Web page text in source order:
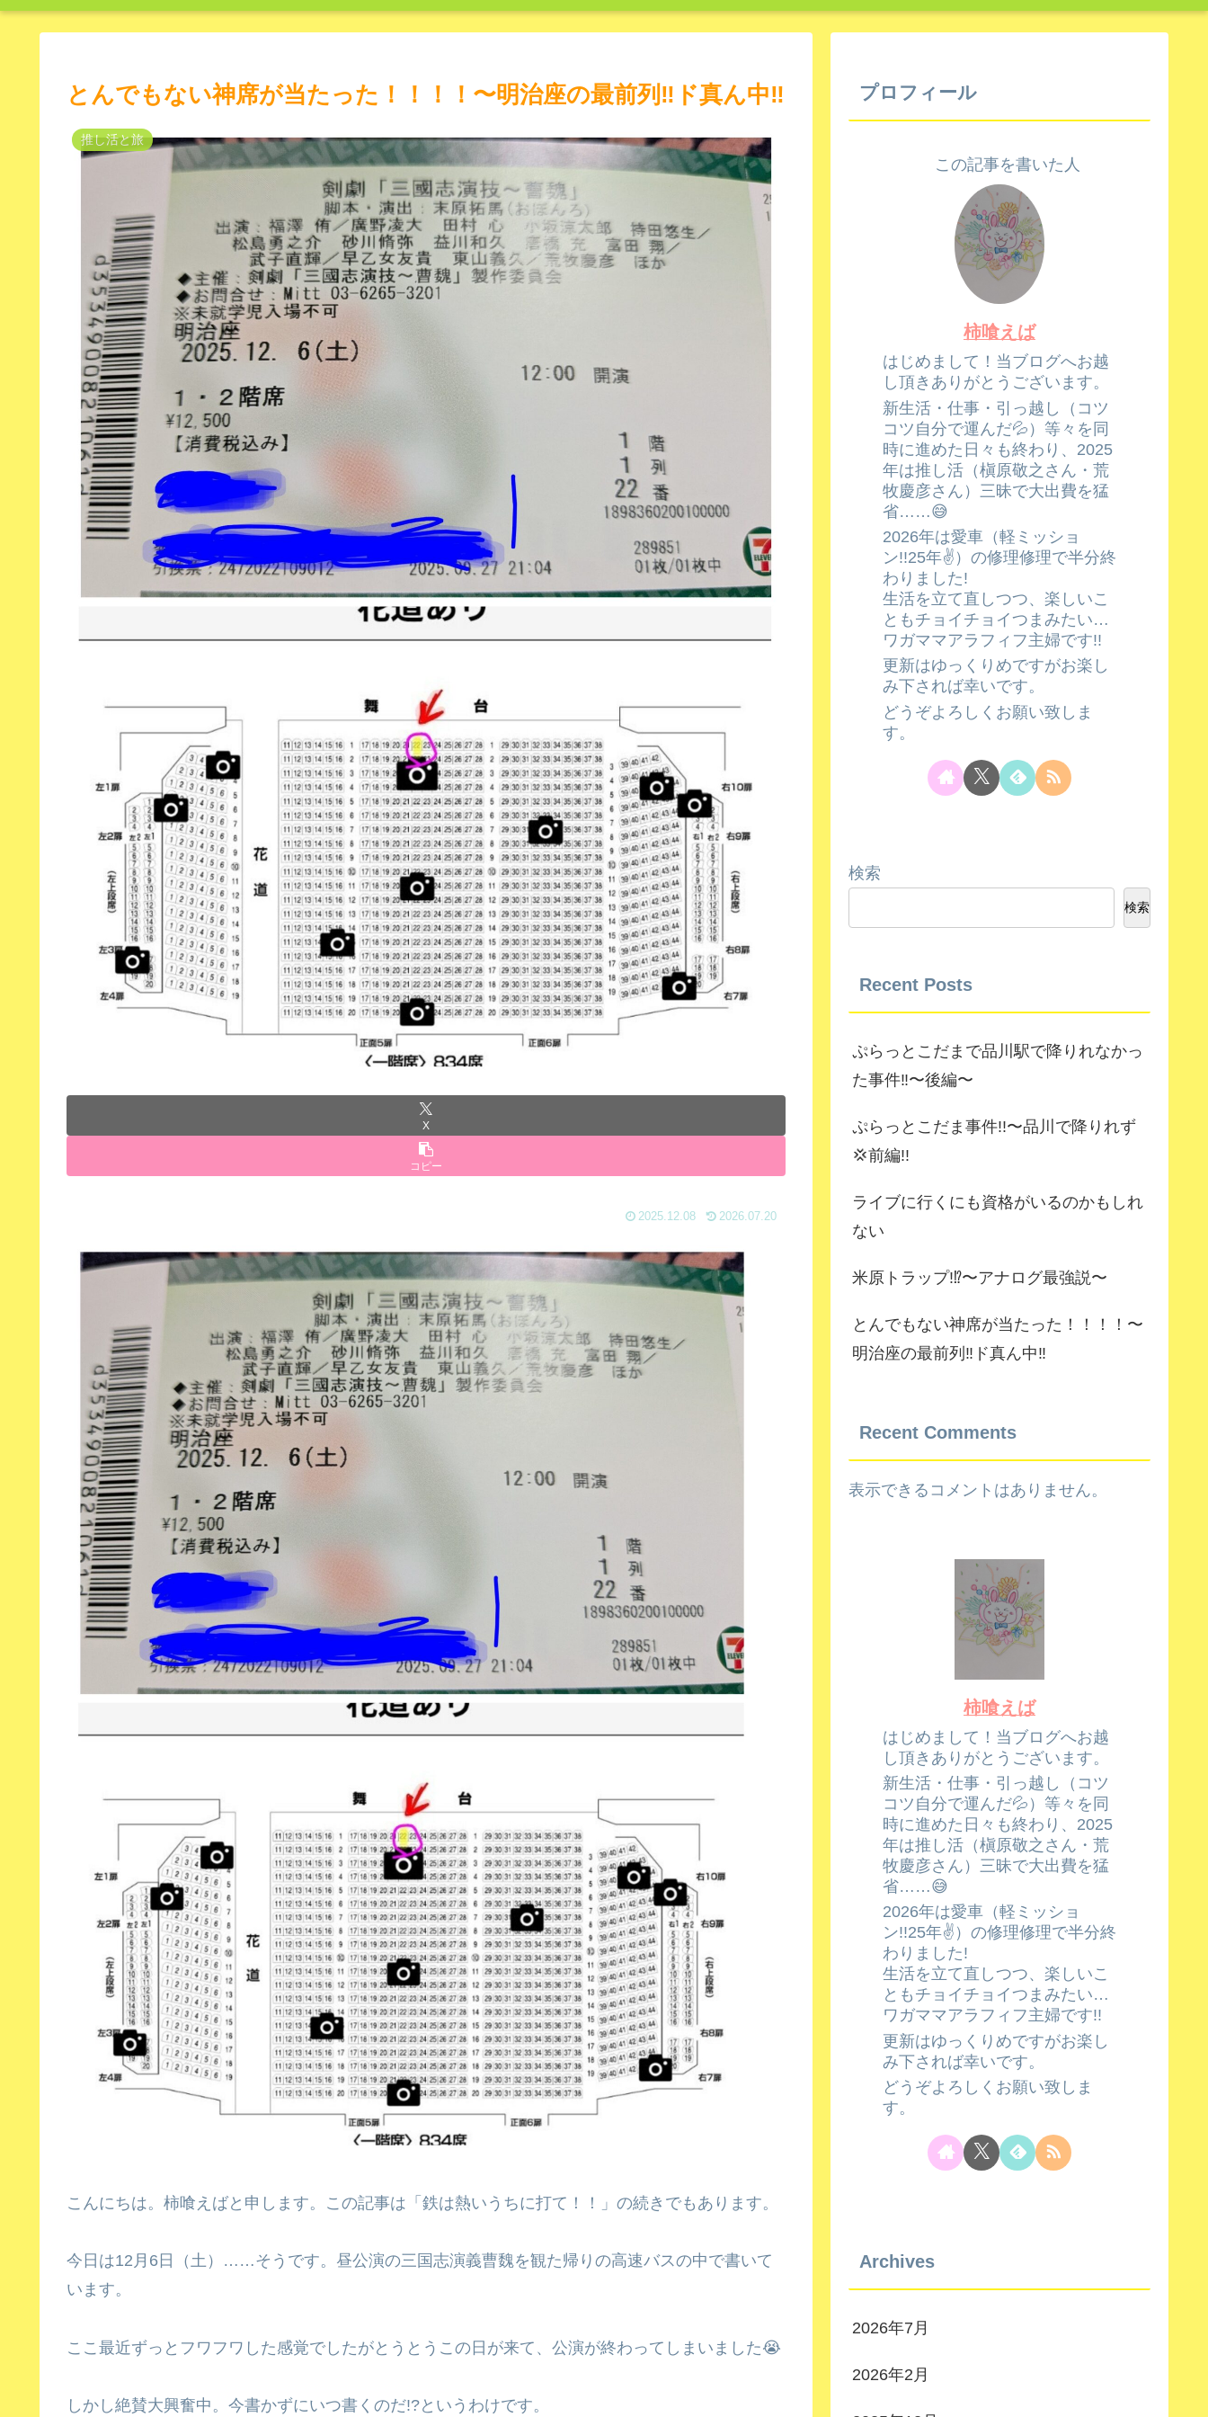
とんでもない神席が当たった！！！！〜明治座の最前列‼️ド真ん中‼️
推し活と旅
X
コピー
2025.12.08 2026.07.20
こんにちは。柿喰えばと申します。この記事は「鉄は熱いうちに打て！！」の続きでもあります。
今日は12月6日（土）……そうです。昼公演の三国志演義曹魏を観た帰りの高速バスの中で書いて
います。
ここ最近ずっとフワフワした感覚でしたがとうとうこの日が来て、公演が終わってしまいました😭
しかし絶賛大興奮中。今書かずにいつ書くのだ!?というわけです。
プロフィール
この記事を書いた人
柿喰えば
はじめまして！当ブログへお越
し頂きありがとうございます。
新生活・仕事・引っ越し（コツ
コツ自分で運んだ💦）等々を同
時に進めた日々も終わり、2025
年は推し活（槇原敬之さん・荒
牧慶彦さん）三昧で大出費を猛
省……😅
2026年は愛車（軽ミッショ
ン!!25年✌️）の修理修理で半分終
わりました!
生活を立て直しつつ、楽しいこ
ともチョイチョイつまみたい…
ワガママアラフィフ主婦です!!
更新はゆっくりめですがお楽し
み下されば幸いです。
どうぞよろしくお願い致しま
す。
検索
検索
Recent Posts
ぷらっとこだまで品川駅で降りれなかっ
た事件‼️〜後編〜
ぷらっとこだま事件!!〜品川で降りれず
💢前編!!
ライブに行くにも資格がいるのかもしれ
ない
米原トラップ!⁉️〜アナログ最強説〜
とんでもない神席が当たった！！！！〜
明治座の最前列‼️ド真ん中‼️
Recent Comments
表示できるコメントはありません。
柿喰えば
はじめまして！当ブログへお越
し頂きありがとうございます。
新生活・仕事・引っ越し（コツ
コツ自分で運んだ💦）等々を同
時に進めた日々も終わり、2025
年は推し活（槇原敬之さん・荒
牧慶彦さん）三昧で大出費を猛
省……😅
2026年は愛車（軽ミッショ
ン!!25年✌️）の修理修理で半分終
わりました!
生活を立て直しつつ、楽しいこ
ともチョイチョイつまみたい…
ワガママアラフィフ主婦です!!
更新はゆっくりめですがお楽し
み下されば幸いです。
どうぞよろしくお願い致しま
す。
Archives
2026年7月
2026年2月